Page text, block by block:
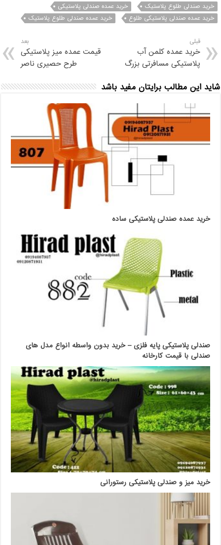
خرید صندلی طلوع پلاستیک
خرید عمده صندلی پلاستیکی
خرید عمده صندلی پلاستیکی طلوع
خرید عمده صندلی طلوع پلاستیک
قبلی
خرید عمده کلمن آب
پلاستیکی مسافرتی بزرگ
بعد
قیمت عمده میز پلاستیکی
طرح حصیری ناصر
شاید این مطالب برایتان مفید باشد
خرید عمده صندلی پلاستیکی ساده
صندلی پلاستیکی پایه فلزی – خرید بدون واسطه انواع مدل های
صندلی با قیمت کارخانه
خرید میز و صندلی پلاستیکی رستورانی